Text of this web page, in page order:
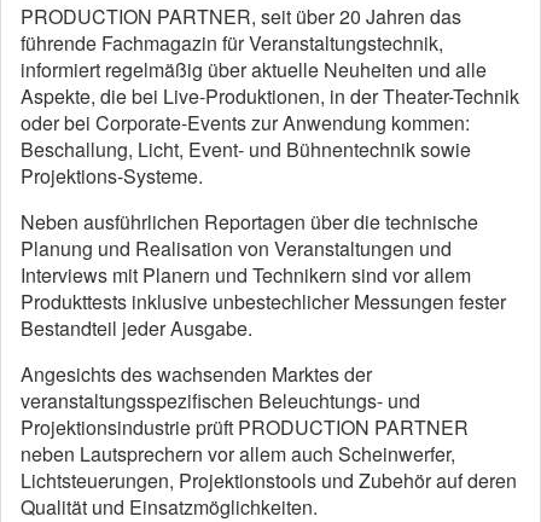
PRODUCTION PARTNER, seit über 20 Jahren das
führende Fachmagazin für Veranstaltungstechnik,
informiert regelmäßig über aktuelle Neuheiten und alle
Aspekte, die bei Live-Produktionen, in der Theater-Technik
oder bei Corporate-Events zur Anwendung kommen:
Beschallung, Licht, Event- und Bühnentechnik sowie
Projektions-Systeme.
Neben ausführlichen Reportagen über die technische
Planung und Realisation von Veranstaltungen und
Interviews mit Planern und Technikern sind vor allem
Produkttests inklusive unbestechlicher Messungen fester
Bestandteil jeder Ausgabe.
Angesichts des wachsenden Marktes der
veranstaltungsspezifischen Beleuchtungs- und
Projektionsindustrie prüft PRODUCTION PARTNER
neben Lautsprechern vor allem auch Scheinwerfer,
Lichtsteuerungen, Projektionstools und Zubehör auf deren
Qualität und Einsatzmöglichkeiten.